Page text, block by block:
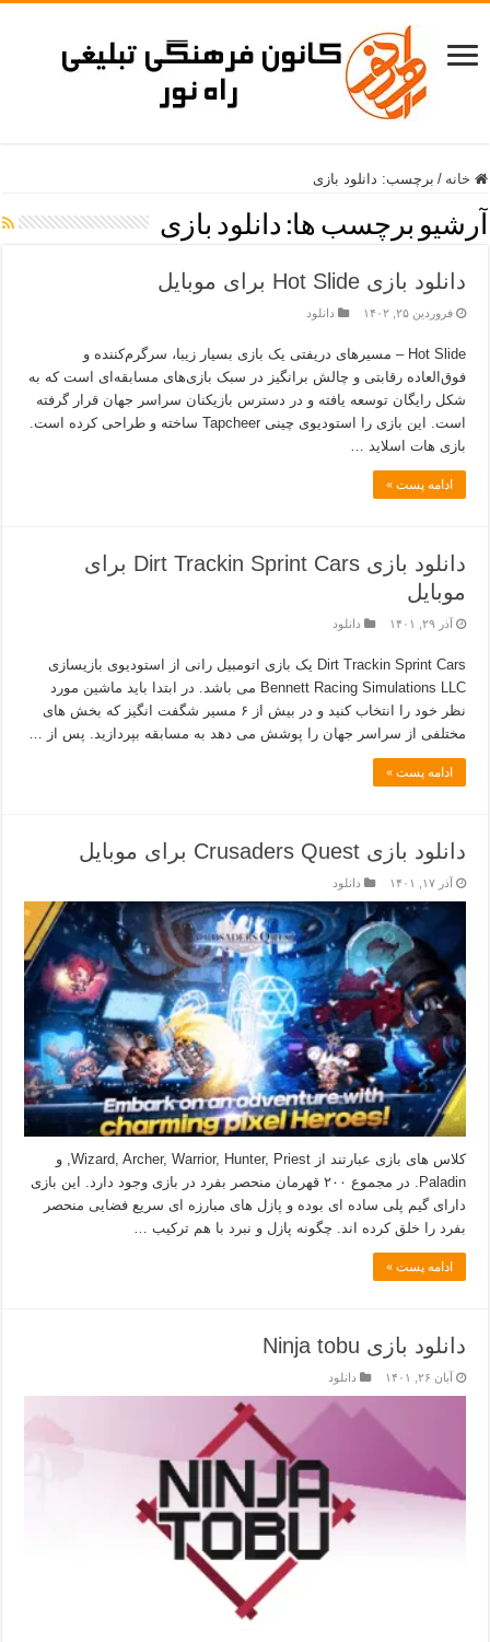
خانه / برچسب: دانلود بازی
آرشیو برچسب ها: دانلود بازی
دانلود بازی Hot Slide برای موبایل
فروردین ۲۵, ۱۴۰۲ دانلود
Hot Slide – مسیرهای دریفتی یک بازی بسیار زیبا، سرگرم‌کننده و
فوق‌العاده رقابتی و چالش برانگیز در سبک بازی‌های مسابقه‌ای است که به
شکل رایگان توسعه یافته و در دسترس بازیکنان سراسر جهان قرار گرفته
است. این بازی را استودیوی چینی Tapcheer ساخته و طراحی کرده است.
بازی هات اسلاید …
ادامه پست »
دانلود بازی Dirt Trackin Sprint Cars برای
موبایل
آذر ۲۹, ۱۴۰۱ دانلود
Dirt Trackin Sprint Cars یک بازی اتومبیل رانی از استودیوی بازیسازی
Bennett Racing Simulations LLC می باشد. در ابتدا باید ماشین مورد
نظر خود را انتخاب کنید و در بیش از ۶ مسیر شگفت انگیز که بخش های
مختلفی از سراسر جهان را پوشش می دهد به مسابقه بپردازید. پس از …
ادامه پست »
دانلود بازی Crusaders Quest برای موبایل
آذر ۱۷, ۱۴۰۱ دانلود
کلاس های بازی عبارتند از Wizard, Archer, Warrior, Hunter, Priest, و
Paladin. در مجموع ۲۰۰ قهرمان منحصر بفرد در بازی وجود دارد. این بازی
دارای گیم پلی ساده ای بوده و پازل های مبارزه ای سریع فضایی منحصر
بفرد را خلق کرده اند. چگونه پازل و نبرد با هم ترکیب …
ادامه پست »
دانلود بازی Ninja tobu
آبان ۲۶, ۱۴۰۱ دانلود